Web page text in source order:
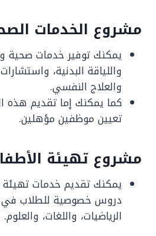
مشروع الخدمات
يمكنك توفير خدمات صحية
واللياقة البدنية،
والعلاج النفسي.
كما يمكنك إما تقديم هذه
تعيين موظفين مؤهلين.
مشروع تهيئة
يمكنك تقديم خدمات تهيئة
دروس خصوصية للطلاب في
الرياضيات، واللغات، والعلوم.